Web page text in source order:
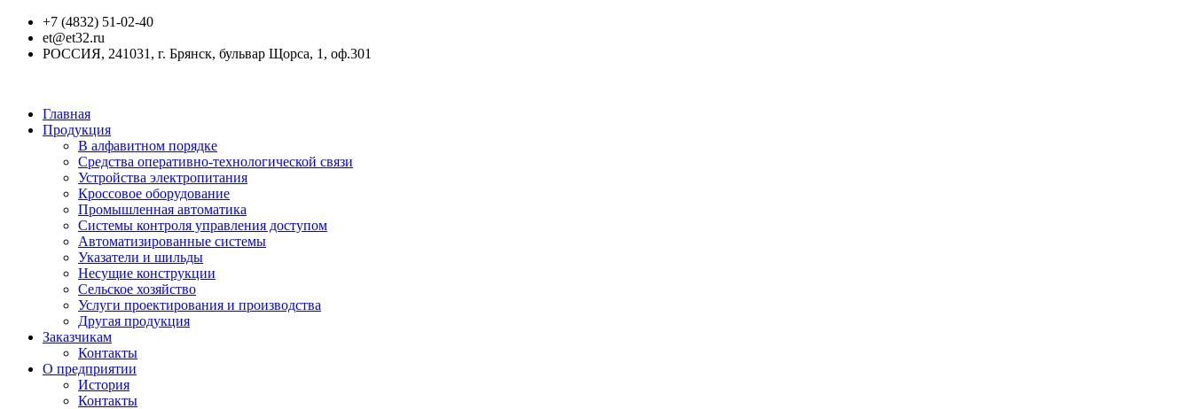
+7 (4832) 51-02-40
et@et32.ru
РОССИЯ, 241031, г. Брянск, бульвар Щорса, 1, оф.301
Главная
Продукция
В алфавитном порядке
Средства оперативно-технологической связи
Устройства электропитания
Кроссовое оборудование
Промышленная автоматика
Системы контроля управления доступом
Автоматизированные системы
Указатели и шильды
Несущие конструкции
Сельское хозяйство
Услуги проектирования и производства
Другая продукция
Заказчикам
Контакты
О предприятии
История
Контакты